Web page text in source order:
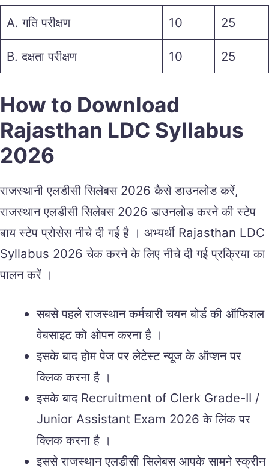
A. गति परीक्षण 10 25
B. दक्षता परीक्षण 10 25
How to Download
Rajasthan LDC Syllabus
2026
राजस्थानी एलडीसी सिलेबस 2026 कैसे डाउनलोड करें,
राजस्थान एलडीसी सिलेबस 2026 डाउनलोड करने की स्टेप
बाय स्टेप प्रोसेस नीचे दी गई है । अभ्यर्थी Rajasthan LDC
Syllabus 2026 चेक करने के लिए नीचे दी गई प्रक्रिया का
पालन करें ।
सबसे पहले राजस्थान कर्मचारी चयन बोर्ड की ऑफिशल
वेबसाइट को ओपन करना है ।
इसके बाद होम पेज पर लेटेस्ट न्यूज के ऑप्शन पर
क्लिक करना है ।
इसके बाद Recruitment of Clerk Grade-II /
Junior Assistant Exam 2026 के लिंक पर
क्लिक करना है ।
इससे राजस्थान एलडीसी सिलेबस आपके सामने स्क्रीन